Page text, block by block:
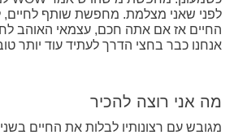
לפני שאני מצלמת. מחפשת שותף לחיים,
החיים אז אם אתה חכם, עצמאי האוהב
אנחנו כבר בחצי הדרך לעתיד עוד יותר
מה אני רוצה להכיר
מגובש עם רצונותיו לבלות את החיים